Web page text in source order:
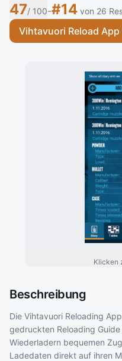
47/ 100-#14 von 26
Vihtavuori Reload
Klicken
Beschreibung
Die Vihtavuori Reloading
gedruckten Reloading
Wiederladern bequemen
Ladedaten direkt auf ihren